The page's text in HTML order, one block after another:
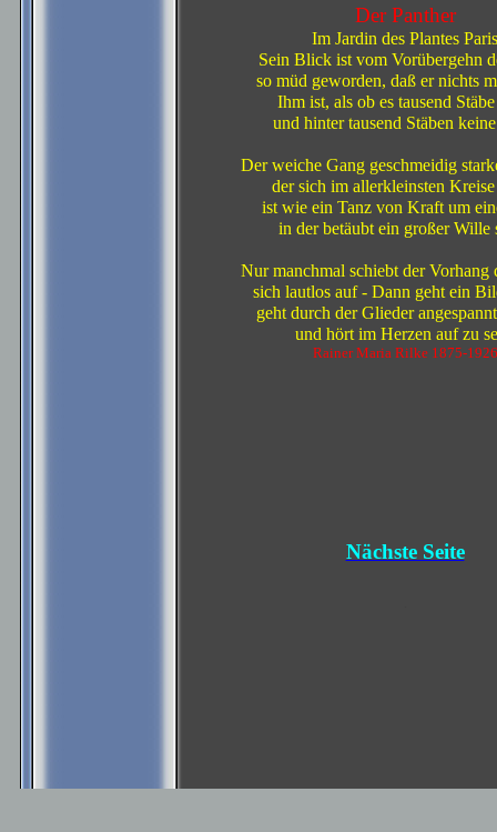
Der Panther
Im Jardin des Plantes Paris
Sein Blick ist vom Vorübergehn
so müd geworden, daß er nichts
Ihm ist, als ob es tausend
und hinter tausend Stäben
Der weiche Gang geschmeidig
der sich im allerkleinsten
ist wie ein Tanz von Kraft um
in der betäubt ein großer Wille
Nur manchmal schiebt der Vorhang
sich lautlos auf - Dann geht ein
geht durch der Glieder
und hört im Herzen auf zu
Rainer Maria Rilke 1875-1926
Nächste Seite